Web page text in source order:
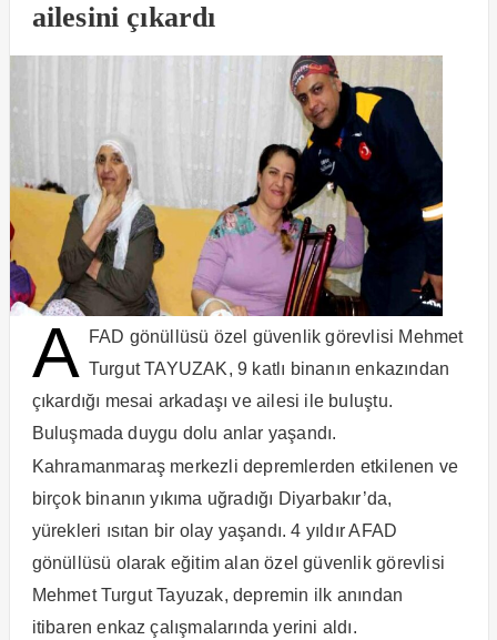
ailesini çıkardı
A
FAD gönüllüsü özel güvenlik görevlisi Mehmet
Turgut TAYUZAK, 9 katlı binanın enkazından
çıkardığı mesai arkadaşı ve ailesi ile buluştu.
Buluşmada duygu dolu anlar yaşandı.
Kahramanmaraş merkezli depremlerden etkilenen ve
birçok binanın yıkıma uğradığı Diyarbakır’da,
yürekleri ısıtan bir olay yaşandı. 4 yıldır AFAD
gönüllüsü olarak eğitim alan özel güvenlik görevlisi
Mehmet Turgut Tayuzak, depremin ilk anından
itibaren enkaz çalışmalarında yerini aldı.